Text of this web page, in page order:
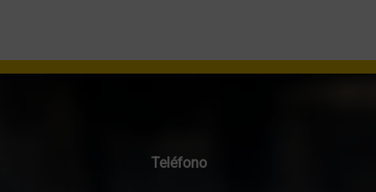
Teléfono